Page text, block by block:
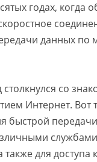
годах, когда
данных
со
Интернет. Вот
быстрой
для